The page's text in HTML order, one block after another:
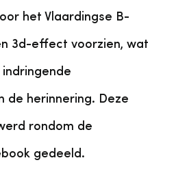
het Vlaardingse B-
3d-effect voorzien, wat
de herinnering. Deze
rondom de
gedeeld.